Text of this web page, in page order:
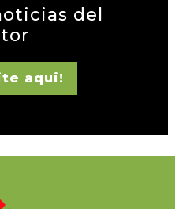
del
aqui!